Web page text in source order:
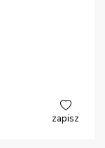
zapisz